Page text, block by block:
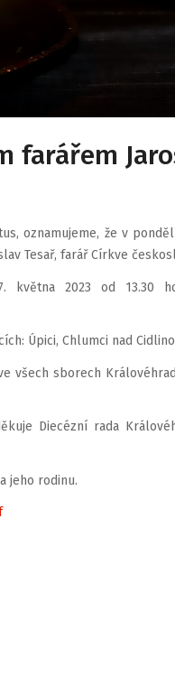
farářem
oznamujeme, že v
Tesař, farář Církve
května 2023 od 13.30
Úpici, Chlumci nad
všech sborech
Diecézní rada
jeho rodinu.